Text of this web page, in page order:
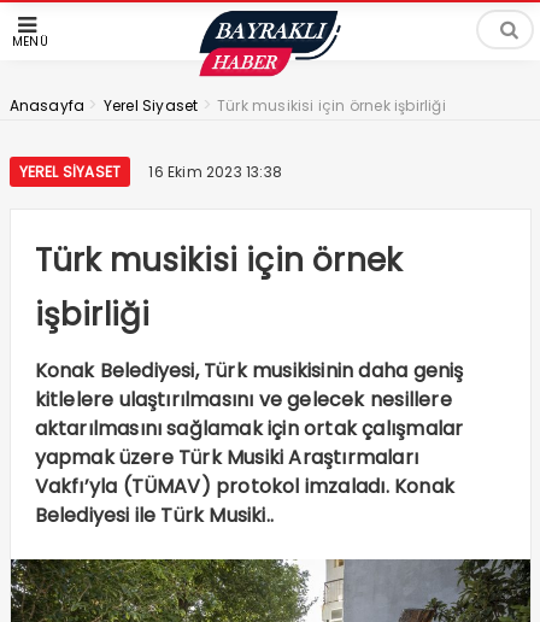
MENÜ
Anasayfa > Yerel Siyaset > Türk musikisi için örnek işbirliği
YEREL SIYASET 16 Ekim 2023 13:38
Türk musikisi için örnek
işbirliği
Konak Belediyesi, Türk musikisinin daha geniş
kitlelere ulaştırılmasını ve gelecek nesillere
aktarılmasını sağlamak için ortak çalışmalar
yapmak üzere Türk Musiki Araştırmaları
Vakfı’yla (TÜMAV) protokol imzaladı. Konak
Belediyesi ile Türk Musiki..